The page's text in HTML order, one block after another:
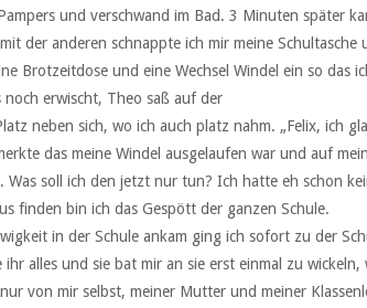
und verschwand im Bad. 3 Minuten später
der anderen schnappte ich mir meine
Brotzeitdose und eine Wechsel Windel ein so das
erwischt, Theo saß auf der
neben sich, wo ich auch platz nahm. „Felix, ich
das meine Windel ausgelaufen war und auf
soll ich den jetzt nur tun? Ich hatte eh schon
finden bin ich das Gespött der ganzen Schule.
in der Schule ankam ging ich sofort zu der
alles und sie bat mir an sie erst einmal zu wickeln,
von mir selbst, meiner Mutter und meiner